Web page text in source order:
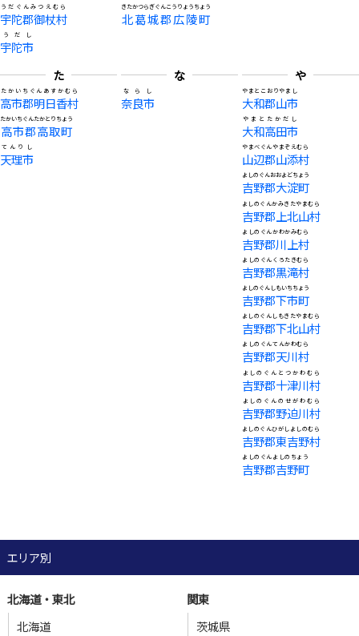
宇陀郡御杖村
うだぐんみつえむら
宇陀市
うだし
北葛城郡広陵町
きたかつらぎぐんこうりょうちょう
た
高市郡明日香村
たかいちぐんあすかむら
高市郡高取町
たかいちぐんたかとりちょう
天理市
てんりし
な
奈良市
ならし
や
大和郡山市
やまとこおりやまし
大和高田市
やまとたかだし
山辺郡山添村
やまべぐんやまぞえむら
吉野郡大淀町
よしのぐんおおよどちょう
吉野郡上北山村
よしのぐんかみきたやまむら
吉野郡川上村
よしのぐんかわかみむら
吉野郡黒滝村
よしのぐんくろたきむら
吉野郡下市町
よしのぐんしもいちちょう
吉野郡下北山村
よしのぐんしもきたやまむら
吉野郡天川村
よしのぐんてんかわむら
吉野郡十津川村
よしのぐんとつかわむら
吉野郡野迫川村
よしのぐんのせがわむら
吉野郡東吉野村
よしのぐんひがしよしのむら
吉野郡吉野町
よしのぐんよしのちょう
エリア別
北海道・東北
北海道
関東
茨城県